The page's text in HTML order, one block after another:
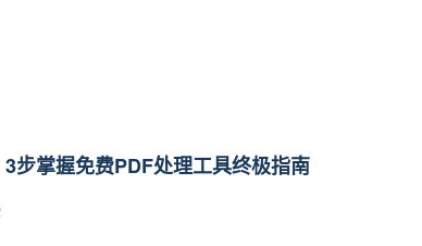
步掌握免费PDF处理工具终极指南